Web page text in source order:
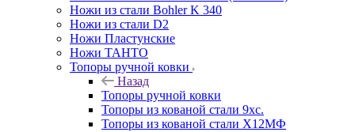
Ножи из стали Bohler K 340
Ножи из стали D2
Ножи Пластунские
Ножи ТАНТО
Топоры ручной ковки
Назад
Топоры ручной ковки
Топоры из кованой стали 9хс.
Топоры из кованой стали Х12МФ